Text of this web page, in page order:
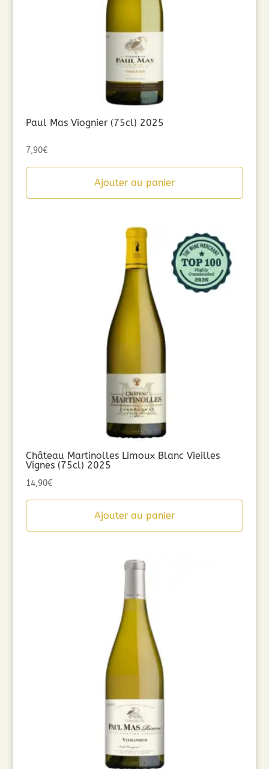
Paul Mas Viognier (75cl) 2025
7,90€
Ajouter au panier
Château Martinolles Limoux Blanc Vieilles
Vignes (75cl) 2025
14,90€
Ajouter au panier